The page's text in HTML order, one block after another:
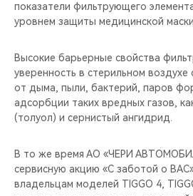
CHERY REMOTE
CHERY И СПОРТ
НАШИ МЕРОПРИЯТИЯ
CHERY ДЛЯ ДЕТЕЙ
показатели фильтрующего
уровнем защиты медицинской
Высокие барьерные свойства
уверенность в стерильном
от дыма, пыли, бактерий, паров
адсорбции таких вредных газов,
(толуол) и сернистый ангидрид.
В то же время АО «ЧЕРИ
сервисную акцию «С заботой о
владельцам моделей TIGGO 4,